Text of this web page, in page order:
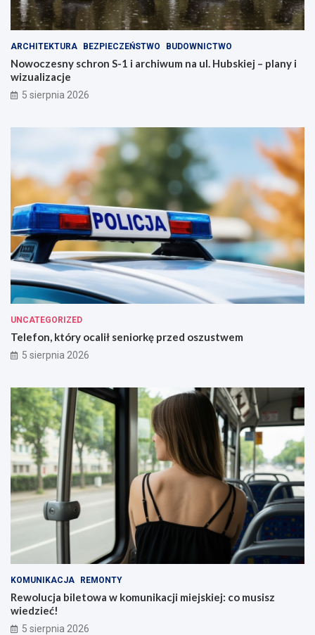
ARCHITEKTURA BEZPIECZEŃSTWO BUDOWNICTWO
Nowoczesny schron S-1 i archiwum na ul. Hubskiej – plany i
wizualizacje
5 sierpnia 2026
UNCATEGORIZED
Telefon, który ocalił seniorkę przed oszustwem
5 sierpnia 2026
KOMUNIKACJA REMONTY
Rewolucja biletowa w komunikacji miejskiej: co musisz
wiedzieć!
5 sierpnia 2026